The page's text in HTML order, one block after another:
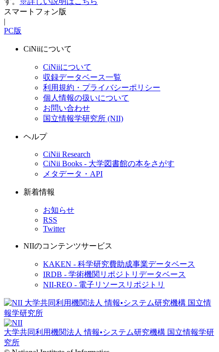
スマートフォン版
|
PC版
CiNiiについて
CiNiiについて
収録データベース一覧
利用規約・プライバシーポリシー
個人情報の扱いについて
お問い合わせ
国立情報学研究所 (NII)
ヘルプ
CiNii Research
CiNii Books - 大学図書館の本をさがす
メタデータ・API
新着情報
お知らせ
RSS
Twitter
NIIのコンテンツサービス
KAKEN - 科学研究費助成事業データベース
IRDB - 学術機関リポジトリデータベース
NII-REO - 電子リソースリポジトリ
大学共同利用機関法人 情報•システム研究機構 国立情報学研
究所